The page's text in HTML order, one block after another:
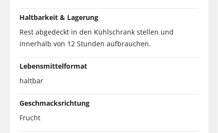
Haltbarkeit & Lagerung
Rest abgedeckt in den Kühlschrank stellen und
innerhalb von 12 Stunden aufbrauchen.
Lebensmittelformat
haltbar
Geschmacksrichtung
Frucht